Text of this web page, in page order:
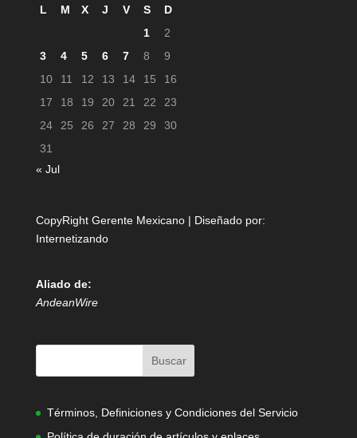
L M X J V S
D
1
2
3
4 5 6 7 8
9
10
11 12 13 14 15
16
17
18 19 20 21 22
23
24
25 26 27 28 29
30
31
« Jul
CopyRight Gerente Mexicano | Diseñado por:
Internetizando
Aliado de:
AndeanWire
Términos, Definiciones y Condiciones del Servicio